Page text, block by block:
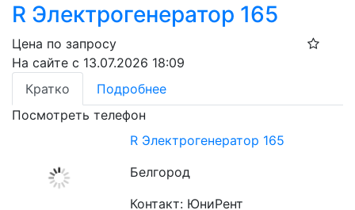
R Электрогенератор 165
Цена по запросу
На сайте с 13.07.2026 18:09
Кратко
Подробнее
Посмотреть телефон
R Электрогенератор 165
Белгород
Контакт: ЮниРент